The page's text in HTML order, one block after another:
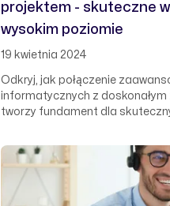
projektem - skuteczne
wysokim poziomie
19 kwietnia 2024
Odkryj, jak połączenie
informatycznych z
tworzy fundament dla
pomagają organizacjom nie
prosperować w dynamicznie